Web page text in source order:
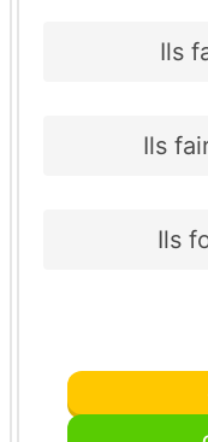
Ils
Ils
Ils